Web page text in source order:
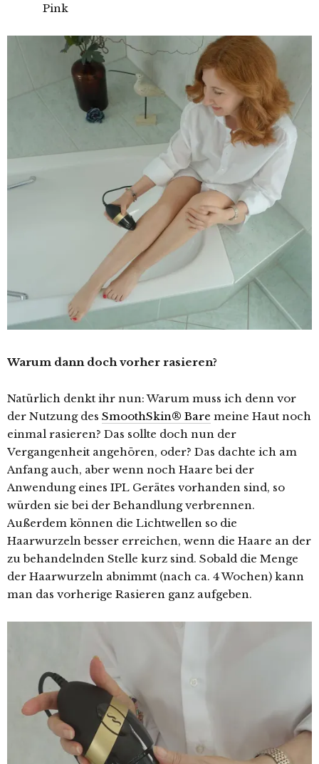
Pink
Warum dann doch vorher rasieren?
Natürlich denkt ihr nun: Warum muss ich denn vor
der Nutzung des SmoothSkin® Bare meine Haut noch
einmal rasieren? Das sollte doch nun der
Vergangenheit angehören, oder? Das dachte ich am
Anfang auch, aber wenn noch Haare bei der
Anwendung eines IPL Gerätes vorhanden sind, so
würden sie bei der Behandlung verbrennen.
Außerdem können die Lichtwellen so die
Haarwurzeln besser erreichen, wenn die Haare an der
zu behandelnden Stelle kurz sind. Sobald die Menge
der Haarwurzeln abnimmt (nach ca. 4 Wochen) kann
man das vorherige Rasieren ganz aufgeben.